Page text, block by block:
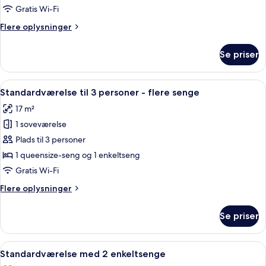
med
enkeltsenge
Gratis Wi-Fi
Flere oplysninger
Flere
værelse
med
2
Se priser
Indlæs
alle
billeder
af
Standardværelse
til
3
-
Et hotelværelse med to senge,
4
Standardværelse til 3 personer - flere senge
17 m²
1 soveværelse
Plads til 3 personer
1 queensize-seng og 1 enkeltseng
Gratis Wi-Fi
Flere oplysninger
Flere
til
personer
Se priser
Indlæs
alle
Et hotelværelse med to senge, en
6
Standardværelse med 2 enkeltsenge